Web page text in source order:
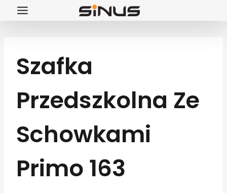
Przejdź
Szafka
Przedszkolna Ze
Schowkami
Primo 163